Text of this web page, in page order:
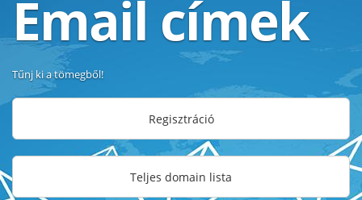
Email címek
Tűnj ki a tömegből!
Regisztráció
Teljes domain lista